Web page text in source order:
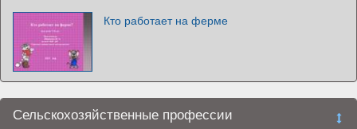
Кто работает на ферме
Сельскохозяйственные профессии